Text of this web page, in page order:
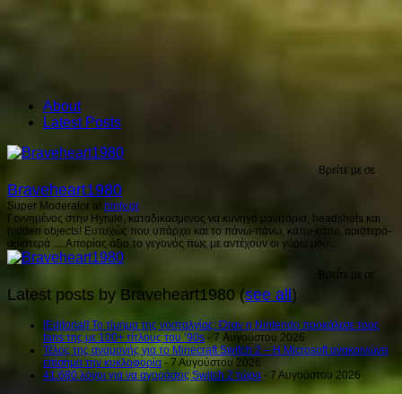
About
Latest Posts
Βρείτε με σε
Braveheart1980
Super Moderator at ninty.gr
Γεννημένος στην Hyrule, καταδικασμένος να κυνηγά μανιτάρια, headshots και
hidden objects! Ευτυχώς που υπάρχει και το πάνω-πάνω, κάτω-κάτω, αριστερά-
αριστερά .... Απορίας άξιο το γεγονός πως με αντέχουν οι γύρω μου...
Βρείτε με σε
Latest posts by Braveheart1980 (see all)
[Editorial] Το τίμημα της νοσταλγίας: Όταν η Nintendo προκάλεσε τους
fans της με 100+ τίτλους του ’90s - 7 Αυγούστου 2026
Τέλος της αναμονής για το Minecraft Switch 2 – Η Microsoft ανακοινώνει
επίσημα την κυκλοφορία - 7 Αυγούστου 2026
41.680 λόγοι για να αγοράσεις Switch 2 τώρα - 7 Αυγούστου 2026